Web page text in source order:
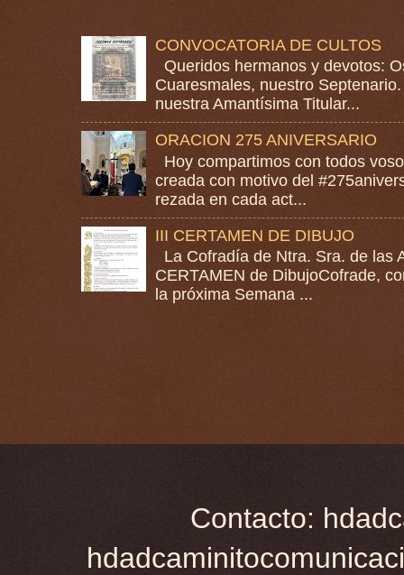
CONVOCATORIA DE CULTOS
Queridos hermanos y devotos:
Cuaresmales, nuestro
nuestra Amantísima Titular...
ORACION 275 ANIVERSARIO
Hoy compartimos con todos
creada con motivo del
rezada en cada act...
III CERTAMEN DE DIBUJO
La Cofradía de Ntra. Sra. de las
CERTAMEN de DibujoCofrade,
la próxima Semana ...
Contacto: